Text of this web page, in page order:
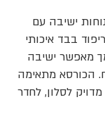
ישיבה עם
בבד איכותי
מאפשר ישיבה
הכורסא מתאימה
לסלון, לחדר